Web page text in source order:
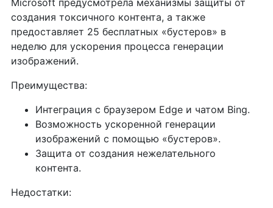
создания токсичного контента, а также
предоставляет 25 бесплатных «бустеров» в
неделю для ускорения процесса генерации
изображений.
Преимущества:
Интеграция с браузером Edge и чатом Bing.
Возможность ускоренной генерации
изображений с помощью «бустеров».
Защита от создания нежелательного
контента.
Недостатки: